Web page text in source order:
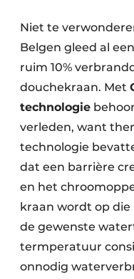
Niet te
Belgen gleed al
ruim 10%
douchekraan. Met
technologie
verleden, want
technologie
dat een barrière
en het
kraan wordt op
de gewenste
termperatuur
onnodig